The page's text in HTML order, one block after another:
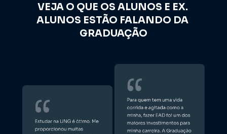
VEJA O QUE OS ALUNOS E EX.
ALUNOS ESTÃO FALANDO DA
GRADUAÇÃO